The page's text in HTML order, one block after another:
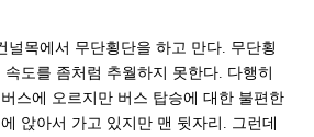
널목에서 무단횡단을 하고 만다. 무단횡
도를 좀처럼 추월하지 못한다. 다행히
스에 오르지만 버스 탑승에 대한 불편한
앉아서 가고 있지만 맨 뒷자리. 그런데